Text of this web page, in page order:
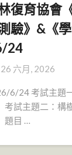
復育協會
驗》&《學
24
26 六月, 2026
6/24 考試主題
考試主題二：構
題目 …